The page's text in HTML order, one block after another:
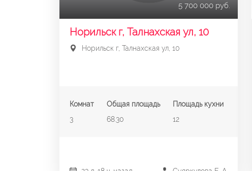
5 700 000 руб.
Норильск г, Талнахская ул, 10
Норильск г, Талнахская ул, 10
Комнат
3
Общая площадь
68.30
Площадь кухни
12